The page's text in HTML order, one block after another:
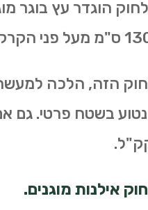
הזה, הלכה למעשה,
בשטח פרטי. גם